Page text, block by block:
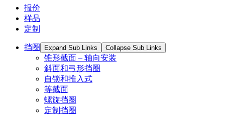
报价
样品
定制
挡圈 Expand Sub Links Collapse Sub Links
锥形截面 – 轴向安装
斜面和弓形挡圈
自锁和推入式
等截面
螺旋挡圈
定制挡圈